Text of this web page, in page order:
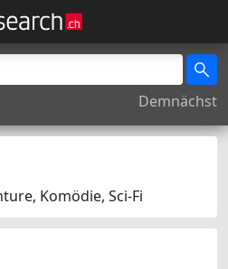
Demnächst
Komödie, Sci-Fi